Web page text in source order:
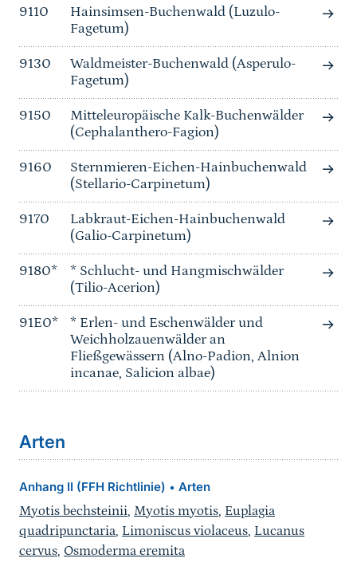
9110
Hainsimsen-Buchenwald (Luzulo-
Fagetum)
9130
Waldmeister-Buchenwald (Asperulo-
Fagetum)
9150
Mitteleuropäische Kalk-Buchenwälder
(Cephalanthero-Fagion)
9160
Sternmieren-Eichen-Hainbuchenwald
(Stellario-Carpinetum)
9170
Labkraut-Eichen-Hainbuchenwald
(Galio-Carpinetum)
9180*
* Schlucht- und Hangmischwälder
(Tilio-Acerion)
91E0*
* Erlen- und Eschenwälder und
Weichholzauenwälder an
Fließgewässern (Alno-Padion, Alnion
incanae, Salicion albae)
Arten
Anhang II (FFH Richtlinie) • Arten
Myotis bechsteinii, Myotis myotis, Euplagia
quadripunctaria, Limoniscus violaceus, Lucanus
cervus, Osmoderma eremita